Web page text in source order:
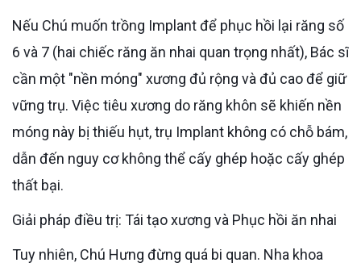
Nếu Chú muốn trồng Implant để phục hồi lại răng số
6 và 7 (hai chiếc răng ăn nhai quan trọng nhất), Bác sĩ
cần một "nền móng" xương đủ rộng và đủ cao để giữ
vững trụ. Việc tiêu xương do răng khôn sẽ khiến nền
móng này bị thiếu hụt, trụ Implant không có chỗ bám,
dẫn đến nguy cơ không thể cấy ghép hoặc cấy ghép
thất bại.
Giải pháp điều trị: Tái tạo xương và Phục hồi ăn nhai
Tuy nhiên, Chú Hưng đừng quá bi quan. Nha khoa